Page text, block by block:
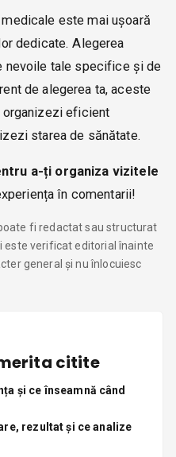
este mai ușoară
dedicate. Alegerea
nevoile tale specifice și de
de alegerea ta, aceste
organizezi eficient
starea de sănătate.
a-ți organiza vizitele
în comentarii!
fi redactat sau structurat
este verificat editorial înainte
general și nu înlocuiesc
citite
și ce înseamnă când
rezultat și ce analize